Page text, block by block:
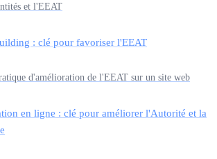
et l'EEAT
: clé pour favoriser l'EEAT
d'amélioration de l'EEAT sur un site web
en ligne : clé pour améliorer l'Autorité et la